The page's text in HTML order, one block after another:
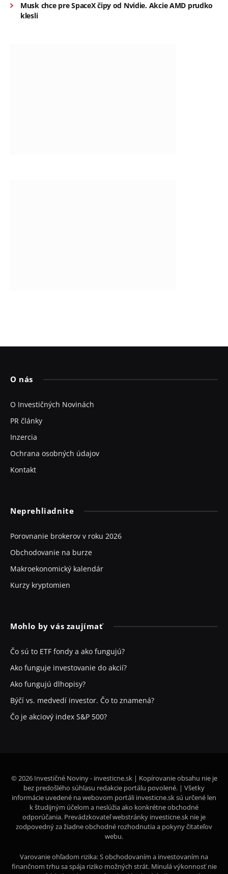
Musk chce pre SpaceX čipy od Nvidie. Akcie AMD prudko
klesli
O nás
O Investičných Novinách
PR články
Inzercia
Ochrana osobných údajov
Kontakt
Neprehliadnite
Porovnanie brokerov v roku 2026
Obchodovanie na burze
Makroekonomický kalendár
Kurzy kryptomien
Mohlo by vás zaujímať
Čo sú to ETF fondy a ako fungujú?
Ako funguje investovanie do akcií?
Ako fungujú dlhopisy?
Býčí vs. medvedí investor. Čo to znamená?
Čo je akciový index S&P 500?
© 2026 Investičné Noviny - investicne.sk | Kopírovanie obsahu nie je
bez predošlého súhlasu redakcie portálu povolené. | Všetky
informácie uvedené na webovom portáli investicne.sk sú určené len
k študijným účelom a neslúžia ako konkrétne obchodné
odporúčania. Prevádzkovateľ webstránky investicne.sk nie je
zodpovedný za žiadne obchodné rozhodnutia a pokyny čitateľov
webu.
Varovanie ohľadom rizika: S obchodovaním a investovaním na
finančnom trhu sa spája riziko možných strát. Minulá výkonnosť nie